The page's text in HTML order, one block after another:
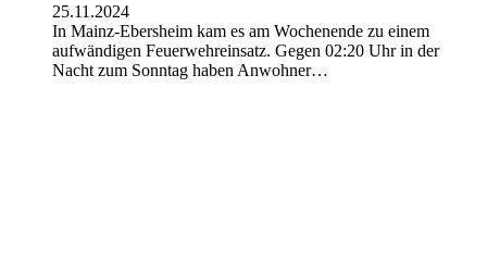
25.11.2024
In Mainz-Ebersheim kam es am Wochenende zu einem
aufwändigen Feuerwehreinsatz. Gegen 02:20 Uhr in der
Nacht zum Sonntag haben Anwohner…